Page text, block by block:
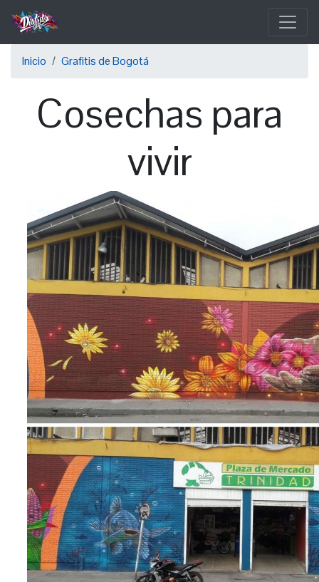
Pasar
contenido
principalSobrescribir
navegación
Inicio Grafitis de Bogotá
Cosechas para
vivir